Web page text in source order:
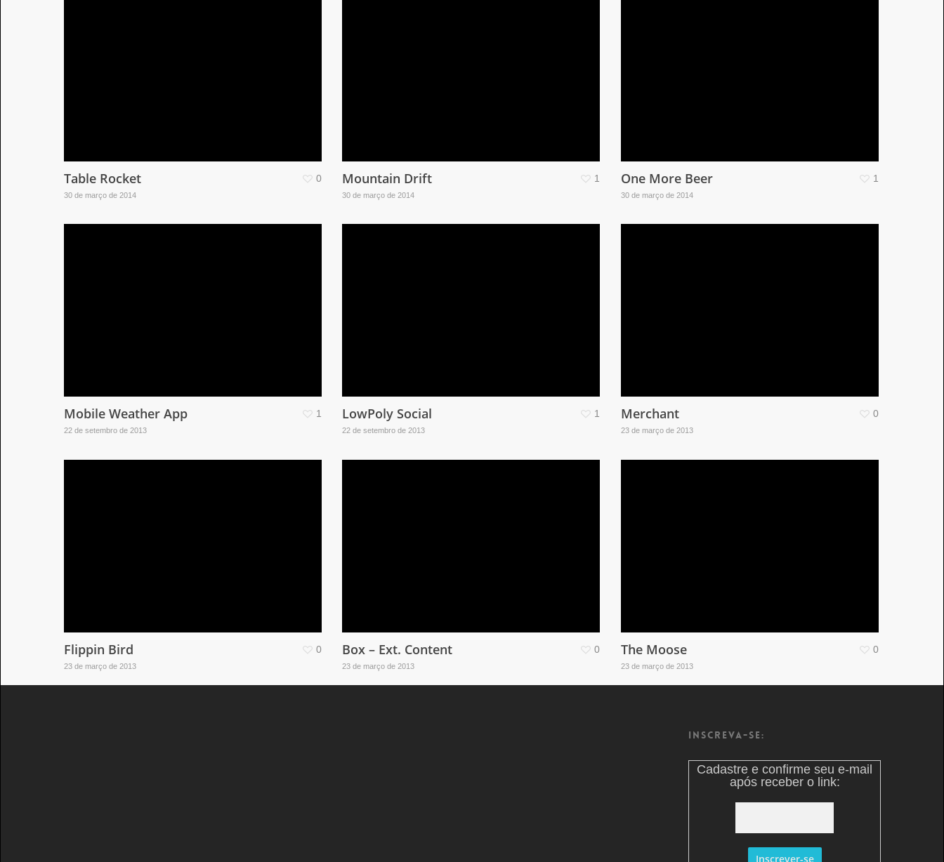
Table Rocket
30 de março de 2014
0 Mountain Drift
30 de março de 2014
1 One More Beer
30 de março de 2014
1
Mobile Weather App
22 de setembro de 2013
1 LowPoly Social
22 de setembro de 2013
1 Merchant
23 de março de 2013
0
Flippin Bird
23 de março de 2013
0 Box – Ext. Content
23 de março de 2013
0 The Moose
23 de março de 2013
0
Inscreva-se:
Cadastre e confirme seu e-mail
após receber o link: